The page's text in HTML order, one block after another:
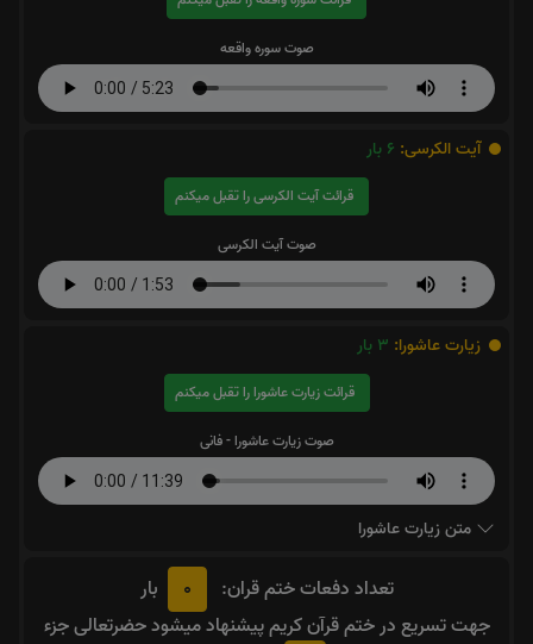
صوت سوره واقعه
آیت الکرسی: 6 بار
قرائت آیت الکرسی را تقبل میکنم
صوت آیت الکرسی
زیارت عاشورا: 3 بار
قرائت زیارت عاشورا را تقبل میکنم
صوت زیارت عاشورا - فانی
متن زیارت عاشورا
تعداد دفعات ختم قران: 0
بار
جهت تسریع در ختم قرآن کریم پیشنهاد میشود حضرتعالی جزء